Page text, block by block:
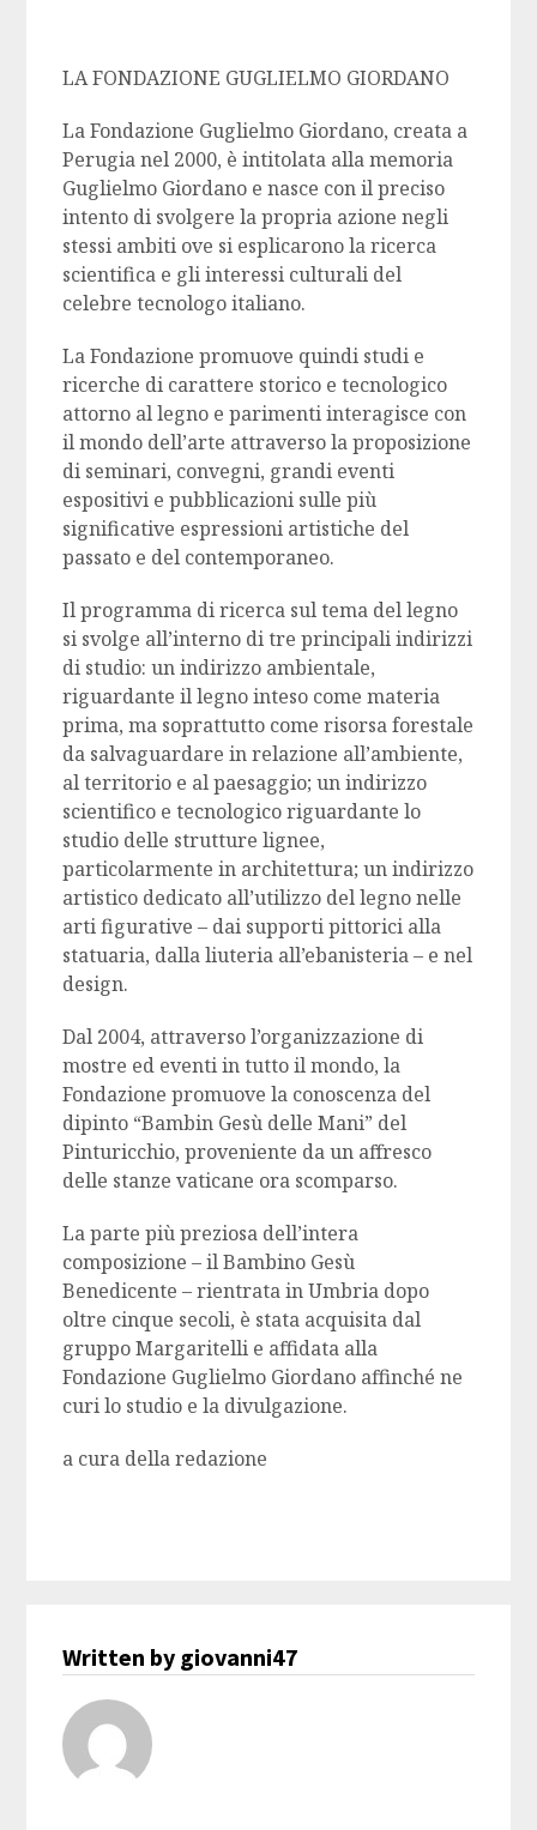
LA FONDAZIONE GUGLIELMO GIORDANO
La Fondazione Guglielmo Giordano, creata a
Perugia nel 2000, è intitolata alla memoria
Guglielmo Giordano e nasce con il preciso
intento di svolgere la propria azione negli
stessi ambiti ove si esplicarono la ricerca
scientifica e gli interessi culturali del
celebre tecnologo italiano.
La Fondazione promuove quindi studi e
ricerche di carattere storico e tecnologico
attorno al legno e parimenti interagisce con
il mondo dell’arte attraverso la proposizione
di seminari, convegni, grandi eventi
espositivi e pubblicazioni sulle più
significative espressioni artistiche del
passato e del contemporaneo.
Il programma di ricerca sul tema del legno
si svolge all’interno di tre principali indirizzi
di studio: un indirizzo ambientale,
riguardante il legno inteso come materia
prima, ma soprattutto come risorsa forestale
da salvaguardare in relazione all’ambiente,
al territorio e al paesaggio; un indirizzo
scientifico e tecnologico riguardante lo
studio delle strutture lignee,
particolarmente in architettura; un indirizzo
artistico dedicato all’utilizzo del legno nelle
arti figurative – dai supporti pittorici alla
statuaria, dalla liuteria all’ebanisteria – e nel
design.
Dal 2004, attraverso l’organizzazione di
mostre ed eventi in tutto il mondo, la
Fondazione promuove la conoscenza del
dipinto “Bambin Gesù delle Mani” del
Pinturicchio, proveniente da un affresco
delle stanze vaticane ora scomparso.
La parte più preziosa dell’intera
composizione – il Bambino Gesù
Benedicente – rientrata in Umbria dopo
oltre cinque secoli, è stata acquisita dal
gruppo Margaritelli e affidata alla
Fondazione Guglielmo Giordano affinché ne
curi lo studio e la divulgazione.
a cura della redazione
Written by giovanni47